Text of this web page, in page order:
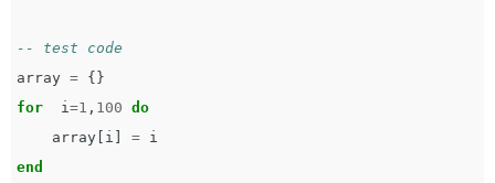
-- test code
array = {}
for
i=1 , 100 do
array i = i
end